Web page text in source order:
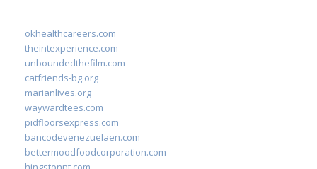
okhealthcareers.com
theintexperience.com
unboundedthefilm.com
catfriends-bg.org
marianlives.org
waywardtees.com
pidfloorsexpress.com
bancodevenezuelaen.com
bettermoodfoodcorporation.com